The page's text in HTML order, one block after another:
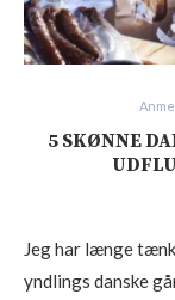
5 SKØNNE
Jeg har længe
yndlings danske